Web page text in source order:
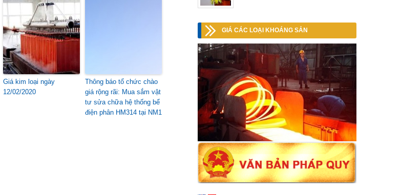
Giá kim loại ngày
12/02/2020
Thông báo tổ chức chào
giá rộng rãi: Mua sắm vật
tư sửa chữa hệ thống bể
điện phân HM314 tại NM1
GIÁ CÁC LOẠI KHOÁNG SẢN